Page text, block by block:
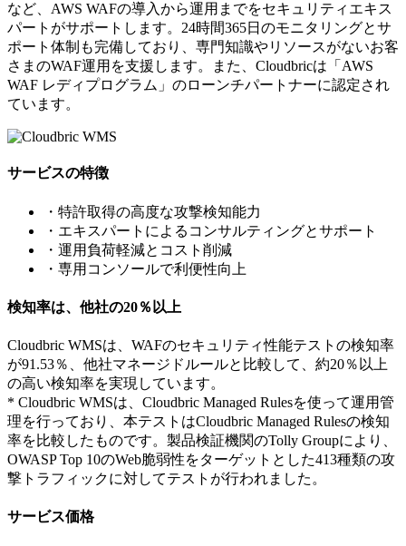
など、AWS WAFの導入から運用までをセキュリティエキス
パートがサポートします。24時間365日のモニタリングとサ
ポート体制も完備しており、専門知識やリソースがないお客
さまのWAF運用を支援します。また、Cloudbricは「AWS
WAF レディプログラム」のローンチパートナーに認定され
ています。
サービスの特徴
・特許取得の高度な攻撃検知能力
・エキスパートによるコンサルティングとサポート
・運用負荷軽減とコスト削減
・専用コンソールで利便性向上
検知率は、他社の20％以上
Cloudbric WMSは、WAFのセキュリティ性能テストの検知率
が91.53％、他社マネージドルールと比較して、約20％以上
の高い検知率を実現しています。
* Cloudbric WMSは、Cloudbric Managed Rulesを使って運用管
理を行っており、本テストはCloudbric Managed Rulesの検知
率を比較したものです。製品検証機関のTolly Groupにより、
OWASP Top 10のWeb脆弱性をターゲットとした413種類の攻
撃トラフィックに対してテストが行われました。
サービス価格